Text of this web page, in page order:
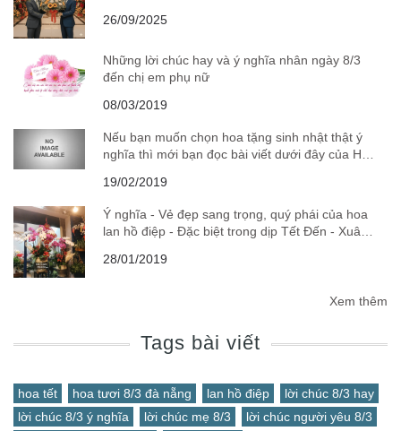
26/09/2025
Những lời chúc hay và ý nghĩa nhân ngày 8/3
đến chị em phụ nữ
08/03/2019
Nếu bạn muốn chọn hoa tặng sinh nhật thật ý
nghĩa thì mới bạn đọc bài viết dưới đây của Hoa
19/02/2019
Ý nghĩa - Vẻ đẹp sang trọng, quý phái của hoa
lan hồ điệp - Đặc biệt trong dịp Tết Đến - Xuân
28/01/2019
Xem thêm
Tags bài viết
hoa tết hoa tươi 8/3 đà nẵng lan hồ điệp
lời chúc 8/3 hay
lời chúc 8/3 ý nghĩa
lời chúc mẹ 8/3
lời chúc người yêu 8/3